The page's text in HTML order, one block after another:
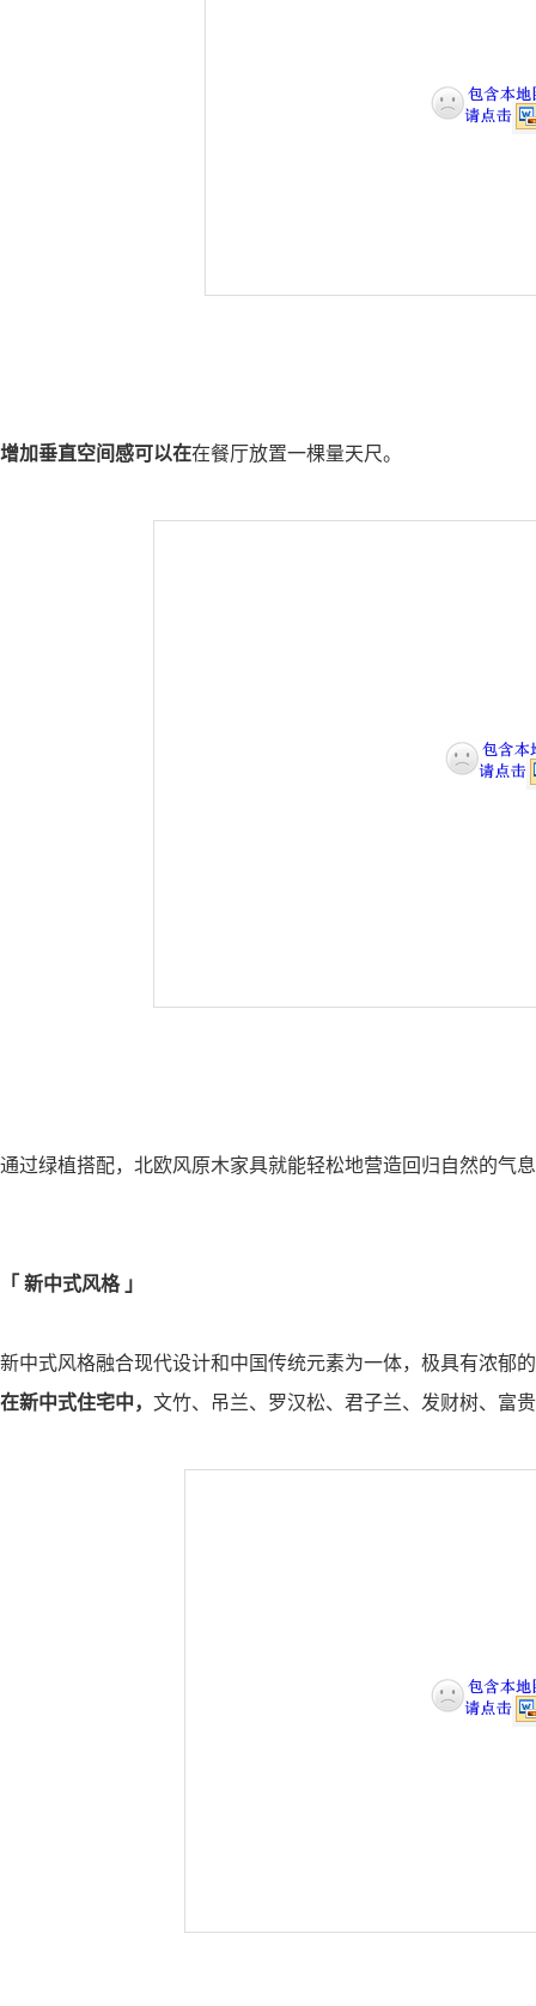
增加垂直空间感可以在在餐厅放置一棵量天尺。
通过绿植搭配，北欧风原木家具就能轻松地营造回归自然的气
「 新中式风格 」
新中式风格融合现代设计和中国传统元素为一体，极具有浓郁
在新中式住宅中， 文竹、吊兰、罗汉松、君子兰、发财树、富